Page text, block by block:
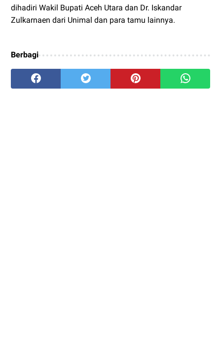
dihadiri Wakil Bupati Aceh Utara dan Dr. Iskandar
Zulkarnaen dari Unimal dan para tamu lainnya.
Berbagi